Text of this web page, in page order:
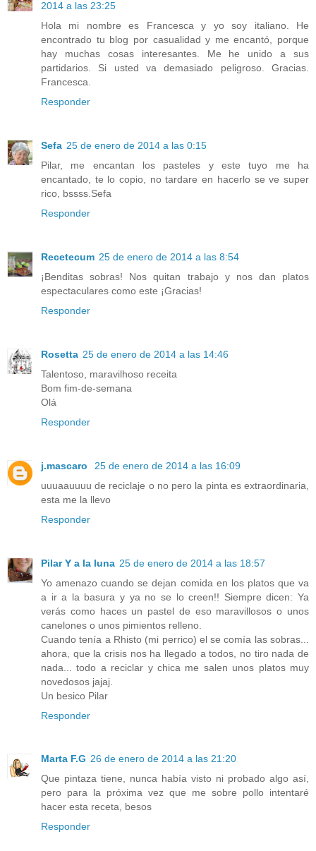
2014 a las 23:25
Hola mi nombre es Francesca y yo soy italiano. He
encontrado tu blog por casualidad y me encantó, porque
hay muchas cosas interesantes. Me he unido a sus
partidarios. Si usted va demasiado peligroso. Gracias.
Francesca.
Responder
Sefa 25 de enero de 2014 a las 0:15
Pilar, me encantan los pasteles y este tuyo me ha
encantado, te lo copio, no tardare en hacerlo se ve super
rico, bssss.Sefa
Responder
Recetecum 25 de enero de 2014 a las 8:54
¡Benditas sobras! Nos quitan trabajo y nos dan platos
espectaculares como este ¡Gracias!
Responder
Rosetta 25 de enero de 2014 a las 14:46
Talentoso, maravilhoso receita
Bom fim-de-semana
Olá
Responder
j.mascaro
25 de enero de 2014 a las 16:09
uuuaauuuu de reciclaje o no pero la pinta es extraordinaria,
esta me la llevo
Responder
Pilar Y a la luna 25 de enero de 2014 a las 18:57
Yo amenazo cuando se dejan comida en los platos que va
a ir a la basura y ya no se lo creen!! Siempre dicen: Ya
verás como haces un pastel de eso maravillosos o unos
canelones o unos pimientos relleno.
Cuando tenía a Rhisto (mi perrico) el se comía las sobras...
ahora, que la crisis nos ha llegado a todos, no tiro nada de
nada... todo a reciclar y chica me salen unos platos muy
novedosos jajaj.
Un besico Pilar
Responder
Marta F.G 26 de enero de 2014 a las 21:20
Que pintaza tiene, nunca había visto ni probado algo así,
pero para la próxima vez que me sobre pollo intentaré
hacer esta receta, besos
Responder